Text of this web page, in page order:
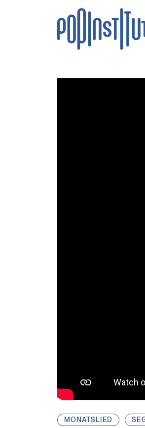
Direkt zum Inhalt wechseln
MONATSLIED